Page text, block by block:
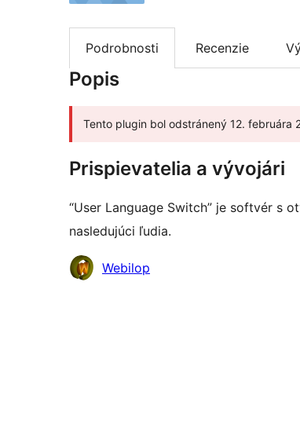
Podrobnosti Recenzie
Popis
Tento plugin bol odstránený 12. februára
Prispievatelia a vývojári
“User Language Switch” je softvér s
nasledujúci ľudia.
Prispievatelia
Webilop